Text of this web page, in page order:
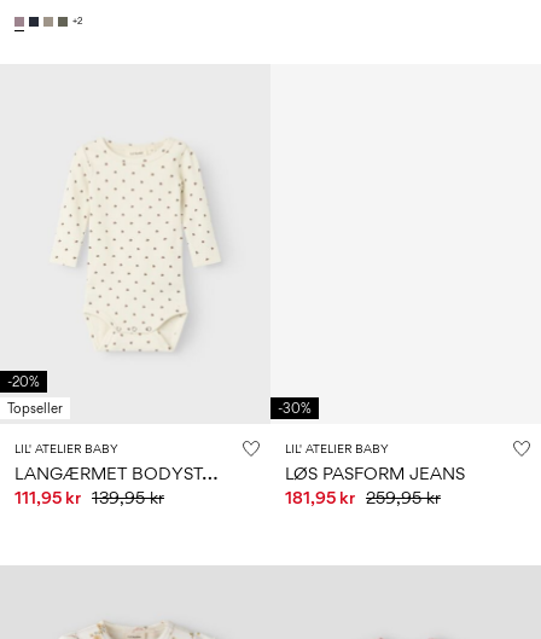
+2
-20%
Topseller
LIL' ATELIER BABY
L
ANGÆRMET BODYSTOCKING
111,95 kr 139,95 kr
-30%
LIL' ATELIER BABY
LØS PASFORM JEANS
181,95 kr 259,95 kr